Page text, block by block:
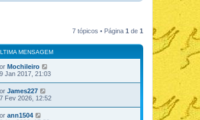
7 tópicos • Página 1 de 1
MENSAGEM
Mochileiro
Jan 2017, 21:03
James227
Fev 2026, 12:52
ann1504